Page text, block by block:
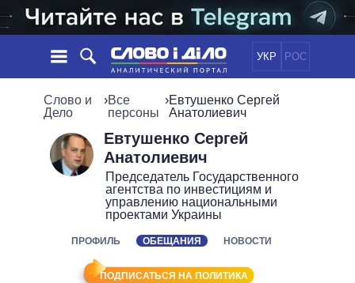
УКР РОС
НОВОСТИ
ЛЕНТА
СОБЫТИЯ
МНЕНИЯ
ПОЛИТИКА
ЭКОНОМИКА
ОБЩЕСТВО
МИР
ОБЕЩАНИЯ
ПОЛИТИКИ
ВСЕ ПОЛИТИКИ
ВЕРХОВНАЯ РАДА
КАБИНЕТ МИНИСТРОВ
ИНФОГРАФИКА
ВИДЕО
ПОДДЕРЖАТЬ
Слово и
Дело
›Все
персоны
›Евтушенко Сергей
Анатолиевич
Евтушенко Сергей
Анатолиевич
Председатель Государственного
агентства по инвестициям и
управлению национальными
проектами Украины
ПРОФИЛЬ ОБЕЩАНИЯ НОВОСТИ
ПОДПИСАТЬСЯ НА ПОЛИТИКА